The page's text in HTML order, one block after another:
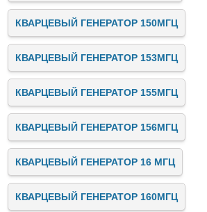
КВАРЦЕВЫЙ ГЕНЕРАТОР 150МГЦ
КВАРЦЕВЫЙ ГЕНЕРАТОР 153МГЦ
КВАРЦЕВЫЙ ГЕНЕРАТОР 155МГЦ
КВАРЦЕВЫЙ ГЕНЕРАТОР 156МГЦ
КВАРЦЕВЫЙ ГЕНЕРАТОР 16 МГЦ
КВАРЦЕВЫЙ ГЕНЕРАТОР 160МГЦ